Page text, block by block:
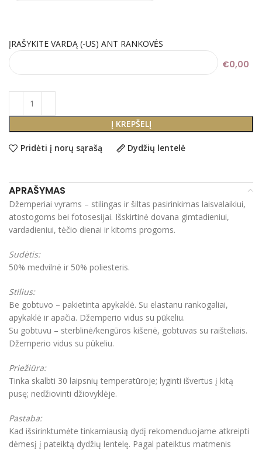
ĮRAŠYKITE VARDĄ (-US) ANT RANKOVĖS
€0,00
Į KREPŠELĮ
Pridėti į norų sąrašą Dydžių lentelė
APRAŠYMAS
Džemperiai vyrams – stilingas ir šiltas pasirinkimas laisvalaikiui,
atostogoms bei fotosesijai. Išskirtinė dovana gimtadieniui,
vardadieniui, tėčio dienai ir kitoms progoms.
Sudėtis:
50% medvilnė ir 50% poliesteris.
Stilius:
Be gobtuvo – pakietinta apykaklė. Su elastanu rankogaliai,
apykaklė ir apačia. Džemperio vidus su pūkeliu.
Su gobtuvu – sterblinė/kengūros kišenė, gobtuvas su raišteliais.
Džemperio vidus su pūkeliu.
Priežiūra:
Tinka skalbti 30 laipsnių temperatūroje; lyginti išvertus į kitą
pusę; nedžiovinti džiovyklėje.
Pastaba:
Kad išsirinktumėte tinkamiausią dydį rekomenduojame atkreipti
dėmesį į pateiktą dydžių lentelę. Pagal pateiktus matmenis